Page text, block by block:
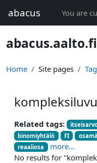
abacus You are
abacus.aalto.fi
Home Site pages
Related tags:
binomiyhtälö
FI
reaaliosa
more...
No results for